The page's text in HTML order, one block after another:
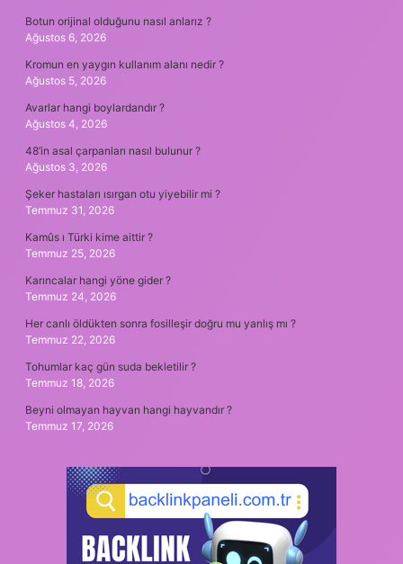
Botun orijinal olduğunu nasıl anlarız ?
Ağustos 6, 2026
Kromun en yaygın kullanım alanı nedir ?
Ağustos 5, 2026
Avarlar hangi boylardandır ?
Ağustos 4, 2026
48’in asal çarpanları nasıl bulunur ?
Ağustos 3, 2026
Şeker hastaları ısırgan otu yiyebilir mi ?
Temmuz 31, 2026
Kamûs ı Türki kime aittir ?
Temmuz 25, 2026
Karıncalar hangi yöne gider ?
Temmuz 24, 2026
Her canlı öldükten sonra fosilleşir doğru mu yanlış mı ?
Temmuz 22, 2026
Tohumlar kaç gün suda bekletilir ?
Temmuz 18, 2026
Beyni olmayan hayvan hangi hayvandır ?
Temmuz 17, 2026